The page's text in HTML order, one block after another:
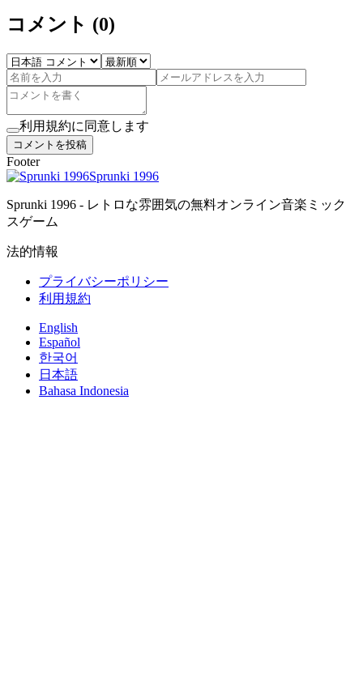
コメント (0)
利用規約に同意します
コメントを投稿
Footer
Sprunki 1996
Sprunki 1996 - レトロな雰囲気の無料オンライン音楽ミック
スゲーム
法的情報
プライバシーポリシー
利用規約
English
Español
한국어
日本語
Bahasa Indonesia